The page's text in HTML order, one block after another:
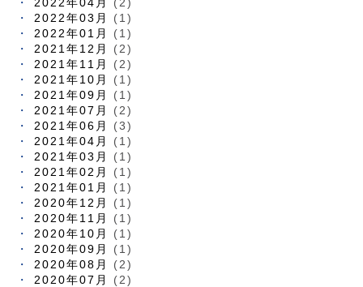
2022年03月
(1)
2022年01月
(1)
2021年12月
(2)
2021年11月
(2)
2021年10月
(1)
2021年09月
(1)
2021年07月
(2)
2021年06月
(3)
2021年04月
(1)
2021年03月
(1)
2021年02月
(1)
2021年01月
(1)
2020年12月
(1)
2020年11月
(1)
2020年10月
(1)
2020年09月
(1)
2020年08月
(2)
2020年07月
(2)